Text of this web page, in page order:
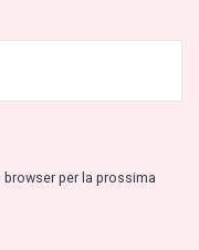
per la prossima